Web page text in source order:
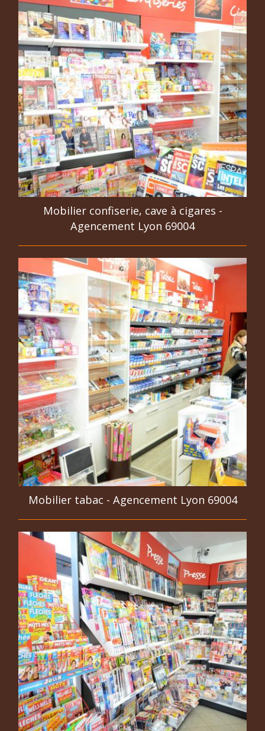
Mobilier confiserie, cave à cigares -
Agencement Lyon 69004
Mobilier tabac - Agencement Lyon 69004